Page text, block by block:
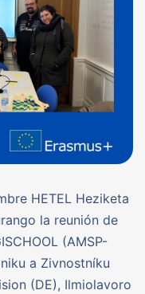
HETEL Heziketa
la reunión de
(AMSP-
a Zivnostníku
(DE), Ilmiolavoro